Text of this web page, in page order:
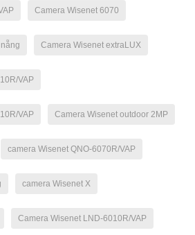
Camera Wisenet 6070
Camera Wisenet extraLUX
VAP
VAP Camera Wisenet outdoor 2MP
camera Wisenet QNO-6070R/VAP
camera Wisenet X
Camera Wisenet LND-6010R/VAP